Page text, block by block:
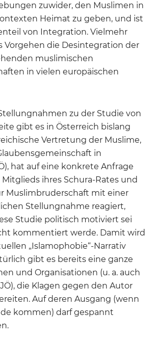
zuwider, den Muslimen in
Heimat zu geben, und ist
von Integration. Vielmehr
Vorgehen die Desintegration der
muslimischen
in vielen europäischen
zu der Studie von
gibt es in Österreich bislang
Vertretung der Muslime,
in
hat auf eine konkrete Anfrage
ihres Schura-Rates und
Muslimbruderschaft mit einer
Stellungnahme reagiert,
Studie politisch motiviert sei
kommentiert werde. Damit wird
„Islamophobie“-Narrativ
gibt es bereits eine ganze
und Organisationen (u. a. auch
die Klagen gegen den Autor
Auf deren Ausgang (wenn
kommen) darf gespannt